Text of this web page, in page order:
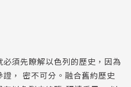
須先瞭解以色列的歷史，因為
， 密不可分。融合舊約歷史